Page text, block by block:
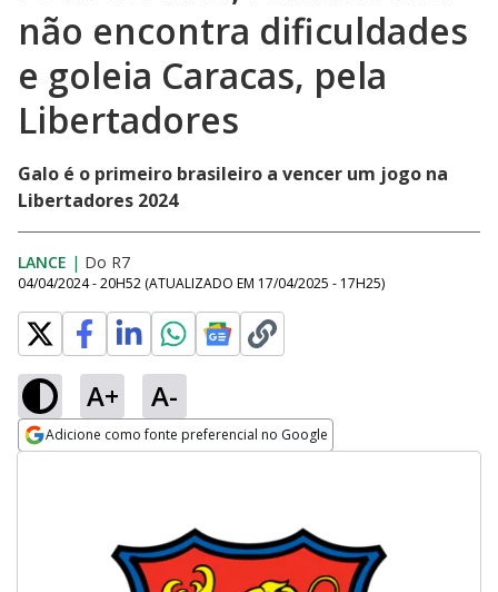
não encontra dificuldades
e goleia Caracas, pela
Libertadores
Galo é o primeiro brasileiro a vencer um jogo na
Libertadores 2024
LANCE | Do R7
04/04/2024 - 20H52 (ATUALIZADO EM 17/04/2025 - 17H25)
A+ A-
Adicione como fonte preferencial no Google